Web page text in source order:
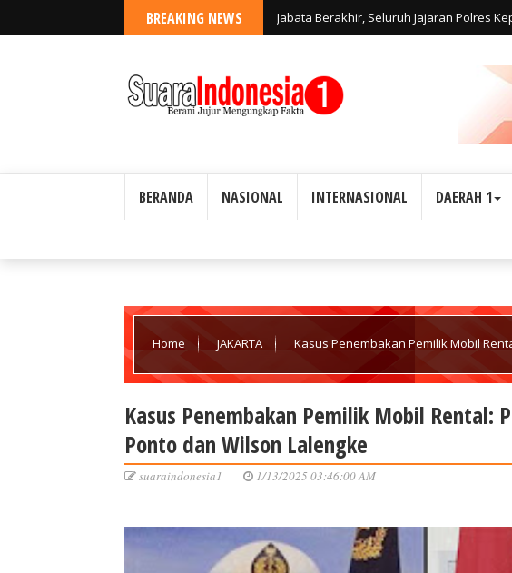
BREAKING NEWS Jabata Berakhir, Seluruh Jajaran Polres
BERANDA NASIONAL INTERNASIONAL DAERAH 1
Home JAKARTA Kasus Penembakan Pemilik Mobil
Kasus Penembakan Pemilik Mobil Rental:
Ponto dan Wilson Lalengke
suaraindonesia1 1/13/2025 03:46:00 AM